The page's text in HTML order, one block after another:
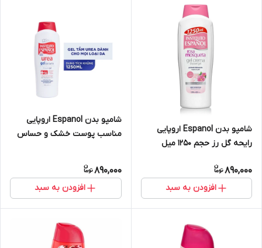
شامپو بدن Espanol اروپایی
رایحه گل رز حجم 1250 میل
890,000
افزودن به سبد
شامپو بدن Espanol اروپایی
مناسب پوست خشک و حساس
890,000
افزودن به سبد